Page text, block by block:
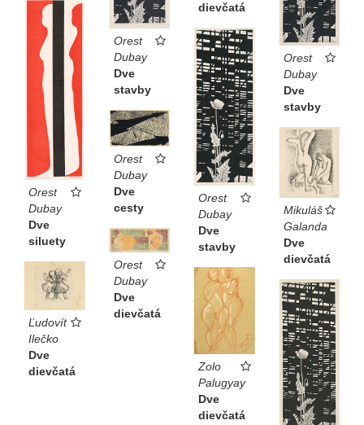
Orest
Dubay
Dve
stavby
dievčatá
Orest
Dubay
Dve
stavby
Orest
Dubay
Dve
siluety
Orest
Dubay
Dve
stavby
Orest
Dubay
Dve
cesty
Mikuláš
Galanda
Dve
dievčatá
Orest
Dubay
Dve
dievčatá
Ľudovít
Ilečko
Dve
dievčatá
Zolo
Palugyay
Dve
dievčatá